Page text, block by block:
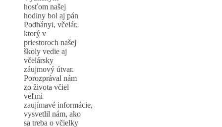
hosťom našej
hodiny bol aj pán
Podhányi, včelár,
ktorý v
priestoroch našej
školy vedie aj
včelársky
záujmový útvar.
Porozprával nám
zo života včiel
veľmi
zaujímavé informácie,
vysvetlil nám, ako
sa treba o včielky